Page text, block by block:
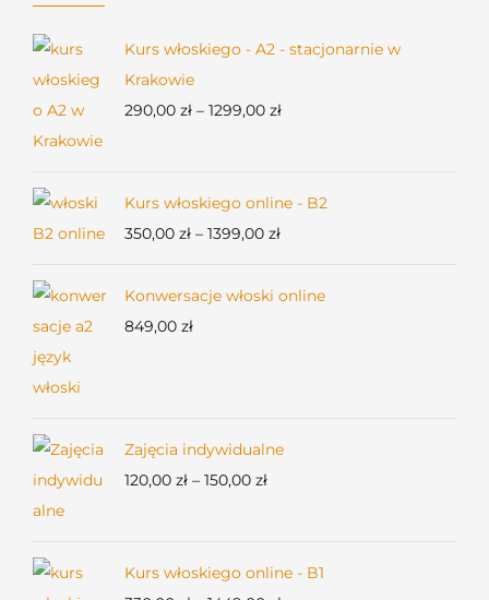
Kurs włoskiego - A2 - stacjonarnie w
Krakowie
290,00 zł – 1299,00 złZakres
290,00 zł
Kurs włoskiego online - B2
350,00 zł – 1399,00 złZakres
od
Konwersacje włoski online
849,00 zł
Zajęcia indywidualne
120,00 zł – 150,00 złZakres
120,00 zł
Kurs włoskiego online - B1